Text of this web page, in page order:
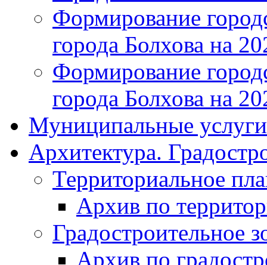
Формирование
города Болхова на
Формирование
города Болхова на
Муниципальные услуги
Архитектура.
Территориальное
Архив по
Градостроительное
Архив по